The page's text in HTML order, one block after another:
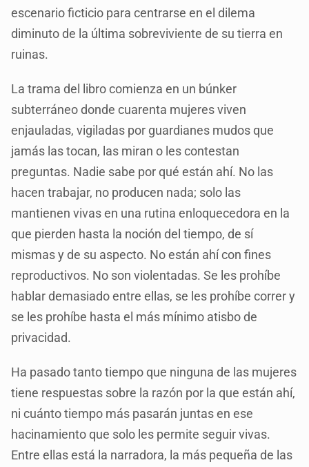
escenario ficticio para centrarse en el dilema
diminuto de la última sobreviviente de su tierra en
ruinas.
La trama del libro comienza en un búnker
subterráneo donde cuarenta mujeres viven
enjauladas, vigiladas por guardianes mudos que
jamás las tocan, las miran o les contestan
preguntas. Nadie sabe por qué están ahí. No las
hacen trabajar, no producen nada; solo las
mantienen vivas en una rutina enloquecedora en la
que pierden hasta la noción del tiempo, de sí
mismas y de su aspecto. No están ahí con fines
reproductivos. No son violentadas. Se les prohíbe
hablar demasiado entre ellas, se les prohíbe correr y
se les prohíbe hasta el más mínimo atisbo de
privacidad.
Ha pasado tanto tiempo que ninguna de las mujeres
tiene respuestas sobre la razón por la que están ahí,
ni cuánto tiempo más pasarán juntas en ese
hacinamiento que solo les permite seguir vivas.
Entre ellas está la narradora, la más pequeña de las